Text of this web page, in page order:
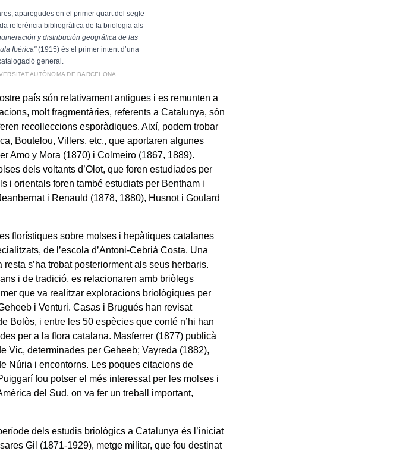
aparegudes en el primer quart del segle
referència bibliogràfica de la briologia als
y distribución geográfica de las
Ibérica"(1915) és el primer intent d’una
general.
AUTÒNOMA DE BARCELONA.
país són relativament antigues i es remunten a
molt fragmentàries, referents a Catalunya, són
recolleccions esporàdiques. Així, podem trobar
Boutelou, Villers, etc., que aportaren algunes
Amo y Mora (1870) i Colmeiro (1867, 1889).
dels voltants d’Olot, que foren estudiades per
i orientals foren també estudiats per Bentham i
i Renauld (1878, 1880), Husnot i Goulard
florístiques sobre molses i hepàtiques catalanes
de l’escola d’Antoni-Cebrià Costa. Una
s’ha trobat posteriorment als seus herbaris.
i de tradició, es relacionaren amb briòlegs
que va realitzar exploracions briològiques per
i Venturi. Casas i Brugués han revisat
Bolòs, i entre les 50 espècies que conté n’hi han
per a la flora catalana. Masferrer (1877) publicà
Vic, determinades per Geheeb; Vayreda (1882),
Núria i encontorns. Les poques citacions de
fou potser el més interessat per les molses i
del Sud, on va fer un treball important,
dels estudis briològics a Catalunya és l’iniciat
Gil (1871-1929), metge militar, que fou destinat